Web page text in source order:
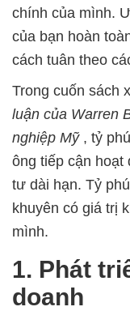
chính của mình.
của bạn hoàn
cách tuân theo
Trong cuốn sách
luận của Warren
nghiệp Mỹ , tỷ
ông tiếp cận hoạt
tư dài hạn. Tỷ
khuyên có giá trị
mình.
1. Phát
doanh